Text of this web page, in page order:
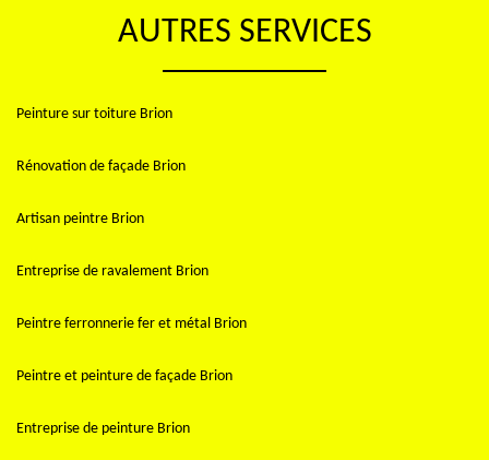
AUTRES SERVICES
Peinture sur toiture Brion
Rénovation de façade Brion
Artisan peintre Brion
Entreprise de ravalement Brion
Peintre ferronnerie fer et métal Brion
Peintre et peinture de façade Brion
Entreprise de peinture Brion